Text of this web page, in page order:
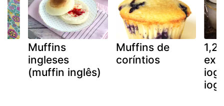
Muffins
ingleses
(muffin inglês)
Muffins de
coríntios